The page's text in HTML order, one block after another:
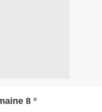
° Ouvrage météo 2015 : semaine 8 °